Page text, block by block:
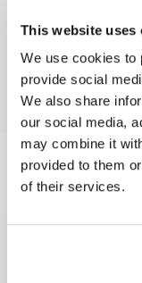
This website uses
We use cookies to
provide social
We also share
our social media,
may combine it
provided to them
of their services.